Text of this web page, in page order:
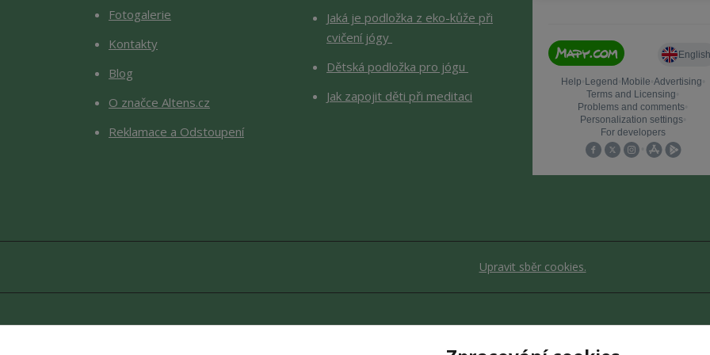
Fotogalerie
Kontakty
Blog
O značce Altens.cz
Reklamace a Odstoupení
Jaká je podložka z eko-kůže při
cvičení jógy
Dětská podložka pro jógu
Jak zapojit děti při meditaci
Upravit sběr cookies.
Copyright © 2026 Altens.cz. Obsah stránek je chráněn autorským zákonem. Jakékoli užití obsahu